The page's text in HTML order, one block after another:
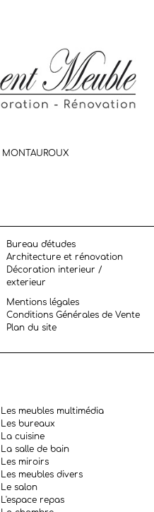
MONTAUROUX
Bureau d'études
Architecture et rénovation
Décoration interieur /
exterieur
Mentions légales
Conditions Générales de Vente
Plan du site
Les meubles multimédia
Les bureaux
La cuisine
La salle de bain
Les miroirs
Les meubles divers
Le salon
L'espace repas